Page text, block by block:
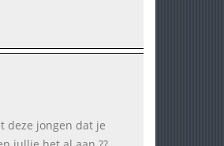
deze jongen dat je